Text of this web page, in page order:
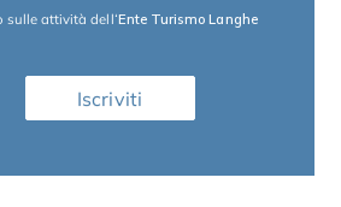
sulle attività dell‘Ente Turismo Langhe
Iscriviti